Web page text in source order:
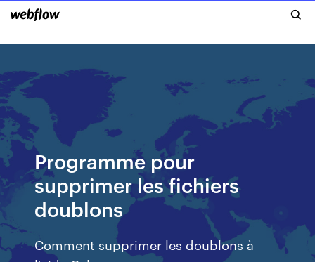
Programme pour
supprimer les fichiers
doublons
Comment supprimer les doublons à